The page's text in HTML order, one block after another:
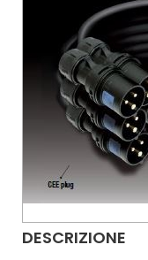
DESCRIZIONE